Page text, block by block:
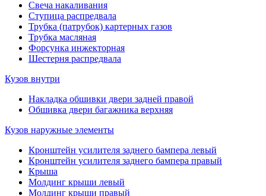
Свеча накаливания
Ступица распредвала
Трубка (патрубок) картерных газов
Трубка масляная
Форсунка инжекторная
Шестерня распредвала
Кузов внутри
Накладка обшивки двери задней правой
Обшивка двери багажника верхняя
Кузов наружные элементы
Кронштейн усилителя заднего бампера левый
Кронштейн усилителя заднего бампера правый
Крыша
Молдинг крыши левый
Молдинг крыши правый